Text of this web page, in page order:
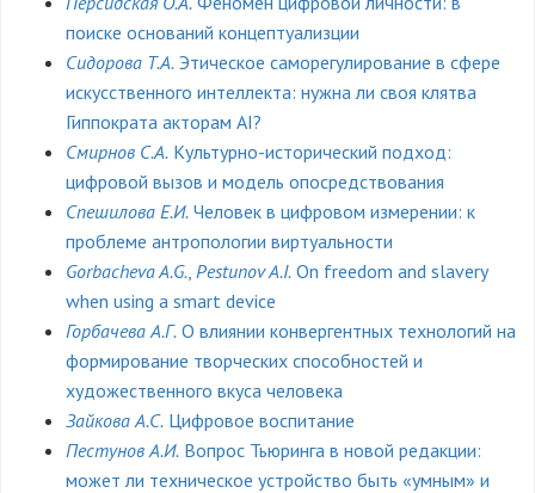
поиске оснований концептуализции
Сидорова Т.А. Этическое саморегулирование в сфере
искусственного интеллекта: нужна ли своя клятва
Гиппократа акторам AI?
Смирнов С.А. Культурно-исторический подход:
цифровой вызов и модель опосредствования
Спешилова Е.И. Человек в цифровом измерении: к
проблеме антропологии виртуальности
Gorbacheva A.G., Pestunov A.I. On freedom and slavery
when using a smart device
Горбачева А.Г. О влиянии конвергентных технологий на
формирование творческих способностей и
художественного вкуса человека
Зайкова А.С. Цифровое воспитание
Пестунов А.И. Вопрос Тьюринга в новой редакции:
может ли техническое устройство быть «умным» и